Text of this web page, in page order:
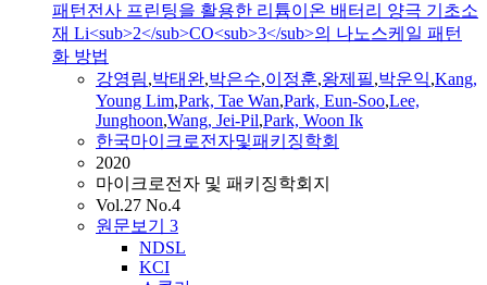
패턴전사 프린팅을 활용한 리튬이온 배터리 양극 기초소
재 Li<sub>2</sub>CO<sub>3</sub>의 나노스케일 패턴
화 방법
강영림,박태완,박은수,이정훈,왕제필,박운익,Kang,
Young Lim,Park, Tae Wan,Park, Eun-Soo,Lee,
Junghoon,Wang, Jei-Pil,Park, Woon Ik
한국마이크로전자및패키징학회
2020
마이크로전자 및 패키징학회지
Vol.27 No.4
원문보기 3
NDSL
KCI